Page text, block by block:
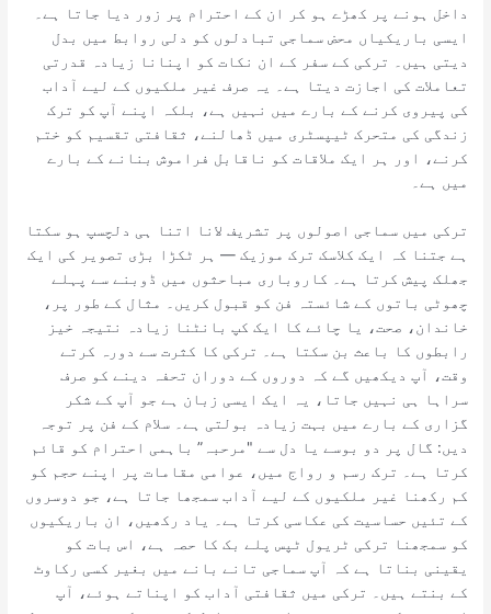
داخل ہونے پر کھڑے ہو کر ان کے احترام پر زور دیا جاتا ہے۔
ایسی باریکیاں محض سماجی تبادلوں کو دلی روابط میں بدل
دیتی ہیں۔ ترکی کے سفر کے ان نکات کو اپنانا زیادہ قدرتی
تعاملات کی اجازت دیتا ہے۔ یہ صرف غیر ملکیوں کے لیے آداب
کی پیروی کرنے کے بارے میں نہیں ہے، بلکہ اپنے آپ کو ترک
زندگی کی متحرک ٹیپسٹری میں ڈھالنے، ثقافتی تقسیم کو ختم
کرنے، اور ہر ایک ملاقات کو ناقابل فراموش بنانے کے بارے
میں ہے۔
ترکی میں سماجی اصولوں پر تشریف لانا اتنا ہی دلچسپ ہو سکتا
ہے جتنا کہ ایک کلاسک ترک موزیک — ہر ٹکڑا بڑی تصویر کی ایک
جھلک پیش کرتا ہے۔ کاروباری مباحثوں میں ڈوبنے سے پہلے
چھوٹی باتوں کے شائستہ فن کو قبول کریں۔ مثال کے طور پر،
خاندان، صحت، یا چائے کا ایک کپ بانٹنا زیادہ نتیجہ خیز
رابطوں کا باعث بن سکتا ہے۔ ترکی کا کثرت سے دورہ کرتے
وقت، آپ دیکھیں گے کہ دوروں کے دوران تحفہ دینے کو صرف
سراہا ہی نہیں جاتا، یہ ایک ایسی زبان ہے جو آپ کے شکر
گزاری کے بارے میں بہت زیادہ بولتی ہے۔ سلام کے فن پر توجہ
دیں: گال پر دو بوسے یا دل سے "مرحبہ” باہمی احترام کو قائم
کرتا ہے۔ ترک رسم و رواج میں، عوامی مقامات پر اپنے حجم کو
کم رکھنا غیر ملکیوں کے لیے آداب سمجھا جاتا ہے، جو دوسروں
کے تئیں حساسیت کی عکاسی کرتا ہے۔ یاد رکھیں، ان باریکیوں
کو سمجھنا ترکی ٹریول ٹپس پلے بک کا حصہ ہے، اس بات کو
یقینی بناتا ہے کہ آپ سماجی تانے بانے میں بغیر کسی رکاوٹ
کے بنتے ہیں۔ ترکی میں ثقافتی آداب کو اپناتے ہوئے، آپ